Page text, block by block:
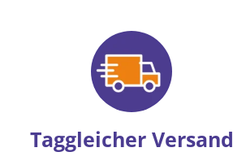
Taggleicher Versand